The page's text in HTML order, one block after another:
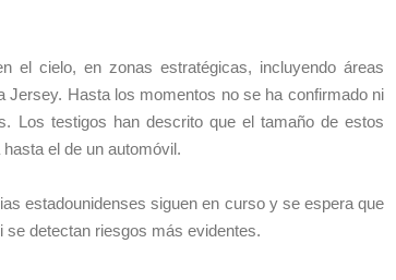
el cielo, en zonas estratégicas, incluyendo áreas
Hasta los momentos no se ha confirmado ni
Los testigos han descrito que el tamaño de estos
el de un automóvil.
estadounidenses siguen en curso y se espera que
detectan riesgos más evidentes.